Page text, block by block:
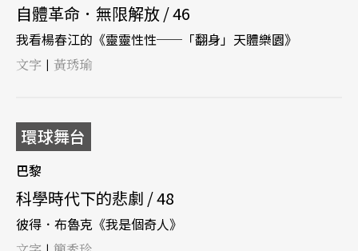
自體革命．無限解放 / 46
我看楊春江的《靈靈性性──「翻身」天體樂園》
文字 | 黃琇瑜
環球舞台
巴黎
科學時代下的悲劇 / 48
彼得．布魯克《我是個奇人》